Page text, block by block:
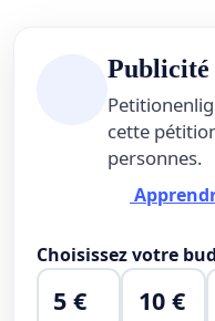
Publicité
cette
personnes.
Choisissez votre
5 € 10 €